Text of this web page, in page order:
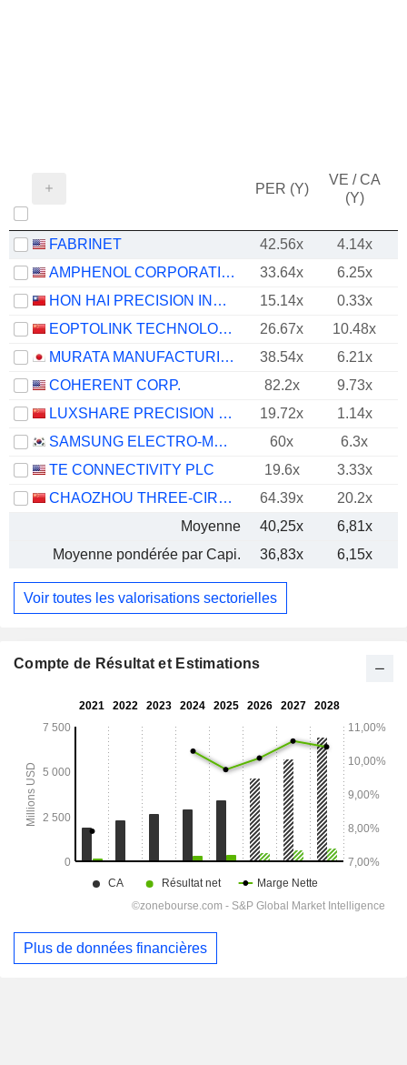
PER (Y)
VE / CA
(Y)
FABRINET 42.56x 4.14x
AMPHENOL CORPORATION
33.64x
6.25x
HON HAI PRECISION INDUSTRY CO., LTD.
15.14x
0.33x
EOPTOLINK TECHNOLOGY INC., LTD.
26.67x 10.48x
MURATA MANUFACTURING CO., LTD.
38.54x 6.21x
COHERENT CORP.
82.2x 9.73x
LUXSHARE PRECISION INDUSTRY CO., LTD.
19.72x 1.14x
SAMSUNG ELECTRO-MECHANICS CO., LTD.
60x 6.3x
TE CONNECTIVITY PLC
19.6x 3.33x
CHAOZHOU THREE-CIRCLE (GROUP) CO.,LTD.
64.39x 20.2x
Moyenne
40,25x 6,81x
Moyenne pondérée par Capi.
36,83x 6,15x
Voir toutes les valorisations sectorielles
Compte de Résultat et Estimations
Plus de données financières